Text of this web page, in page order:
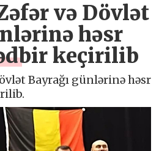
və Dövlət
həsr
keçirilib
Bayrağı günlərinə həsr